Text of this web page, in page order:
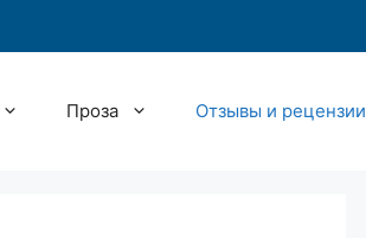
Проза Отзывы и рецензии